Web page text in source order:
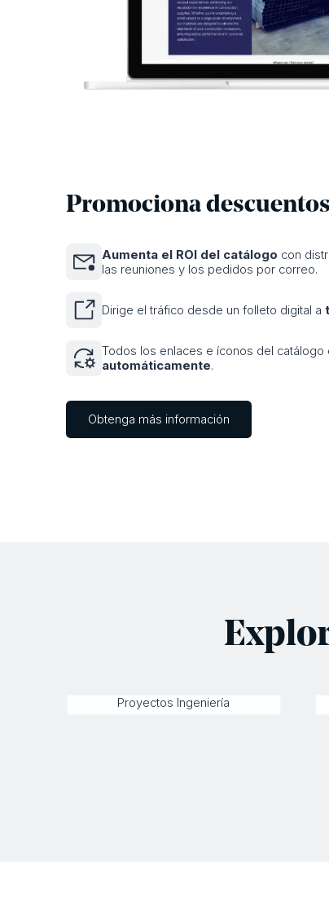
Promociona
Aumenta el ROI del catálogo con
las reuniones y los pedidos por correo.
Dirige el tráfico desde un folleto digital a
Todos los enlaces e íconos del catálogo
automáticamente.
Obtenga más información
Proyectos Ingeniería